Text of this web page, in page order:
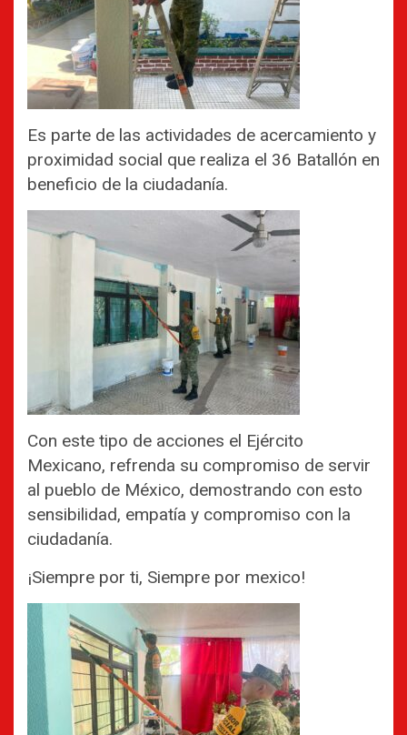
Es parte de las actividades de acercamiento y
proximidad social que realiza el 36 Batallón en
beneficio de la ciudadanía.
Con este tipo de acciones el Ejército
Mexicano, refrenda su compromiso de servir
al pueblo de México, demostrando con esto
sensibilidad, empatía y compromiso con la
ciudadanía.
¡Siempre por ti, Siempre por mexico!